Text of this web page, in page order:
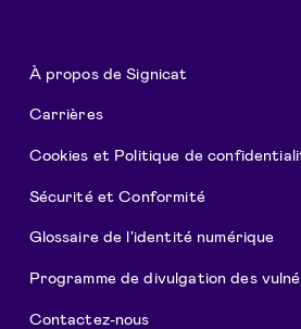
À propos de Signicat
Carrières
Cookies et Politique de
Sécurité et Conformité
Glossaire de l'identité numérique
Programme de divulgation des
Contactez-nous